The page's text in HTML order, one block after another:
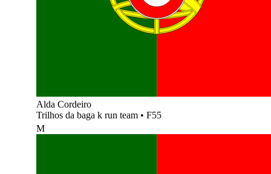
Alda Cordeiro
Trilhos da baga k run team • F55
M